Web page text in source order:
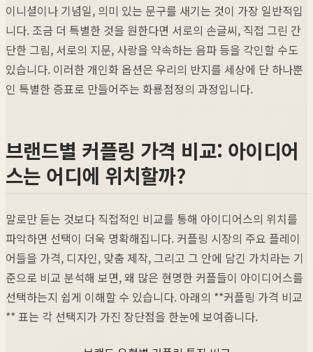
이니셜이나 기념일, 의미 있는 문구를 새기는 것이 가장 일반적입
니다. 조금 더 특별한 것을 원한다면 서로의 손글씨, 직접 그린 간
단한 그림, 서로의 지문, 사랑을 약속하는 음파 등을 각인할 수도
있습니다. 이러한 개인화 옵션은 우리의 반지를 세상에 단 하나뿐
인 특별한 증표로 만들어주는 화룡점정의 과정입니다.
브랜드별 커플링 가격 비교: 아이디어
스는 어디에 위치할까?
말로만 듣는 것보다 직접적인 비교를 통해 아이디어스의 위치를
파악하면 선택이 더욱 명확해집니다. 커플링 시장의 주요 플레이
어들을 가격, 디자인, 맞춤 제작, 그리고 그 안에 담긴 가치라는 기
준으로 비교 분석해 보면, 왜 많은 현명한 커플들이 아이디어스를
선택하는지 쉽게 이해할 수 있습니다. 아래의 **커플링 가격 비교
** 표는 각 선택지가 가진 장단점을 한눈에 보여줍니다.